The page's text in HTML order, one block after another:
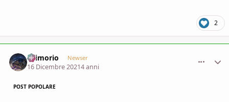
2
Grimorio Newser
16 Dicembre 20214 anni
POST POPOLARE